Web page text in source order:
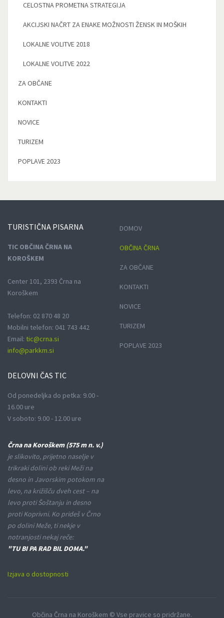
CELOSTNA PROMETNA STRATEGIJA
AKCIJSKI NAČRT ZA ENAKE MOŽNOSTI ŽENSK IN MOŠKIH
LOKALNE VOLITVE 2018
LOKALNE VOLITVE 2022
ZA OBČANE
KONTAKTI
NOVICE
TURIZEM
POPLAVE 2023
TURISTIČNA PISARNA
TIC OBČINA ČRNA NA
KOROŠKEM
Center 101, 2393 Črna na
Koroškem
Telefon: 02 870 48 20
Mobilni telefon: 041 743 442
Email: tic@crna.si
info@parkkm.si
DELOVNI ČAS TIC
Od ponedeljka do petka: 9.00 -
16.00 ure
V soboto: 9.00 - 12.00 ure
DOMOV
OBČINA ČRNA
ZA OBČANE
KONTAKTI
NOVICE
TURIZEM
POPLAVE 2023
Črna na Koroškem (575 m n. v.)
je slikovito, prijetno naselje v
trikraki dolini ob reki Meži na
desno in Javorskim potokom na
levo, na križišču dveh cest – na
levo proti Šoštanju in desno
proti Koprivni. Ko prideš v Črno
po dolini Meže, ti nekje v
notranjosti nekaj reče:
"TU BI PA RAD BIL DOMA."
Izjava o dostopnosti
Občina Črna na Koroškem © Vse pravice so pridržane.